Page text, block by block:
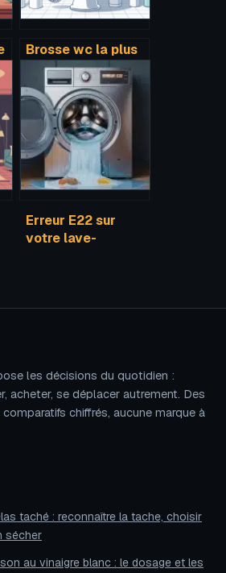
Brosse wc la plus
efficace :
comment choisir
le bon modèle
pour chez vous
Erreur E22 sur
votre lave-
nettoyer la pompe
les décisions du quotidien :
acheter, se déplacer autrement. Des
chiffrés, aucune marque à
taché : reconnaître la tache, choisir
sécher
au vinaigre blanc : le dosage et les